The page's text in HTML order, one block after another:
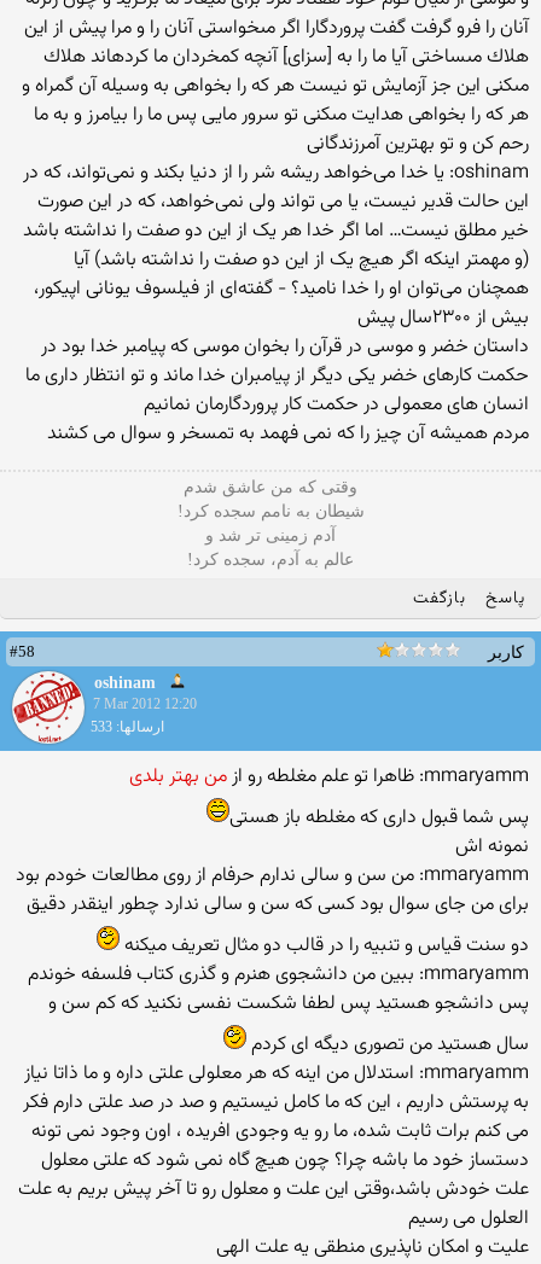
آنان را فرو گرفت گفت پروردگارا اگر مى‏خواستى آنان را و مرا پيش از اين
هلاك مى‏ساختى آيا ما را به [سزاى] آنچه كم‏خردان ما كرده‏اند هلاك
مى‏كنى اين جز آزمايش تو نيست هر كه را بخواهى به وسيله آن گمراه و
هر كه را بخواهى هدايت مى‏كنى تو سرور مايى پس ما را بيامرز و به ما
رحم كن و تو بهترين آمرزندگانى
oshinam: یا خدا می‌خواهد ریشه شر را از دنیا بکند و نمی‌تواند، که در
این حالت قدیر نیست، یا می تواند ولی نمی‌خواهد، که در این صورت
خیر مطلق نیست… اما اگر خدا هر یک از این دو صفت را نداشته باشد
(و مهمتر اینکه اگر هیچ یک از این دو صفت را نداشته باشد) آیا
همچنان می‌توان او را خدا نامید؟ - گفته‌ای از فیلسوف یونانی اپیکور،
بیش از ۲۳۰۰سال پیش
داستان خضر و موسی در قرآن را بخوان موسی که پیامبر خدا بود در
حکمت کارهای خضر یکی دیگر از پیامبران خدا ماند و تو انتظار داری ما
انسان های معمولی در حکمت کار پروردگارمان نمانیم
مردم همیشه آن چیز را که نمی فهمد به تمسخر و سوال می کشند
وقتی که من عاشق شدم
شیطان به نامم سجده کرد!
آدم زمینی تر شد و
عالم به آدم، سجده کرد!
پاسخ بازگفت
کاربر
#58
oshinam
7 Mar 2012 12:20
ارسالها: 533
mmaryamm: ظاهرا تو علم مغلطه رو از
من بهتر بلدی
پس شما قبول داری که مغلطه باز هستی
نمونه اش
mmaryamm: من سن و سالی ندارم حرفام از روی مطالعات خودم بود
برای من جای سوال بود کسی که سن و سالی ندارد چطور اینقدر دقیق
دو سنت قیاس و تنبیه را در قالب دو مثال تعریف میکنه
mmaryamm: ببین من دانشجوی هنرم و گذری کتاب فلسفه خوندم
پس دانشجو هستید پس لطفا شکست نفسی نکنید که کم سن و
سال هستید من تصوری دیگه ای کردم
mmaryamm: استدلال من اینه که هر معلولی علتی داره و ما ذاتا نیاز
به پرستش داریم ، این که ما کامل نیستیم و صد در صد علتی دارم فکر
می کنم برات ثابت شده، ما رو یه وجودی افریده ، اون وجود نمی تونه
دستساز خود ما باشه چرا؟ چون هیچ گاه نمی شود که علتی معلول
علت خودش باشد،وقتی این علت و معلول رو تا آخر پیش بریم به علت
العلول می رسیم
علیت و امکان ناپذیری منطقی یه علت الهی